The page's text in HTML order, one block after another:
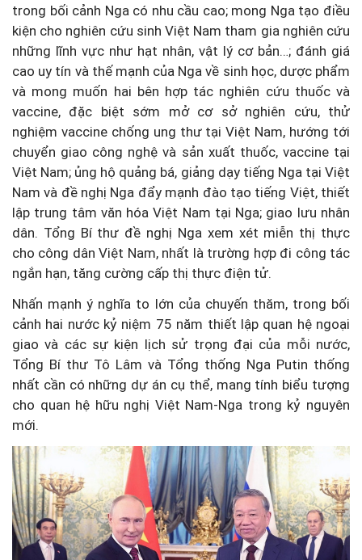
trong bối cảnh Nga có nhu cầu cao; mong Nga tạo điều
kiện cho nghiên cứu sinh Việt Nam tham gia nghiên cứu
những lĩnh vực như hạt nhân, vật lý cơ bản…; đánh giá
cao uy tín và thế mạnh của Nga về sinh học, dược phẩm
và mong muốn hai bên hợp tác nghiên cứu thuốc và
vaccine, đặc biệt sớm mở cơ sở nghiên cứu, thử
nghiệm vaccine chống ung thư tại Việt Nam, hướng tới
chuyển giao công nghệ và sản xuất thuốc, vaccine tại
Việt Nam; ủng hộ quảng bá, giảng dạy tiếng Nga tại Việt
Nam và đề nghị Nga đẩy mạnh đào tạo tiếng Việt, thiết
lập trung tâm văn hóa Việt Nam tại Nga; giao lưu nhân
dân. Tổng Bí thư đề nghị Nga xem xét miễn thị thực
cho công dân Việt Nam, nhất là trường hợp đi công tác
ngắn hạn, tăng cường cấp thị thực điện tử.
Nhấn mạnh ý nghĩa to lớn của chuyến thăm, trong bối
cảnh hai nước kỷ niệm 75 năm thiết lập quan hệ ngoại
giao và các sự kiện lịch sử trọng đại của mỗi nước,
Tổng Bí thư Tô Lâm và Tổng thống Nga Putin thống
nhất cần có những dự án cụ thể, mang tính biểu tượng
cho quan hệ hữu nghị Việt Nam-Nga trong kỷ nguyên
mới.